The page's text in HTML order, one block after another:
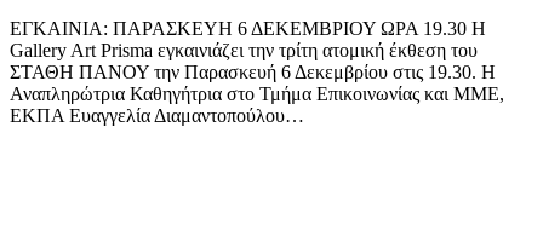
ΕΓΚΑΙΝΙΑ: ΠΑΡΑΣΚΕΥΗ 6 ΔΕΚΕΜΒΡΙΟΥ ΩΡΑ 19.30 Η
Gallery Art Prisma εγκαινιάζει την τρίτη ατομική έκθεση του
ΣΤΑΘΗ ΠΑΝΟΥ την Παρασκευή 6 Δεκεμβρίου στις 19.30. Η
Αναπληρώτρια Καθηγήτρια στο Τμήμα Επικοινωνίας και ΜΜΕ,
ΕΚΠΑ Ευαγγελία Διαμαντοπούλου…